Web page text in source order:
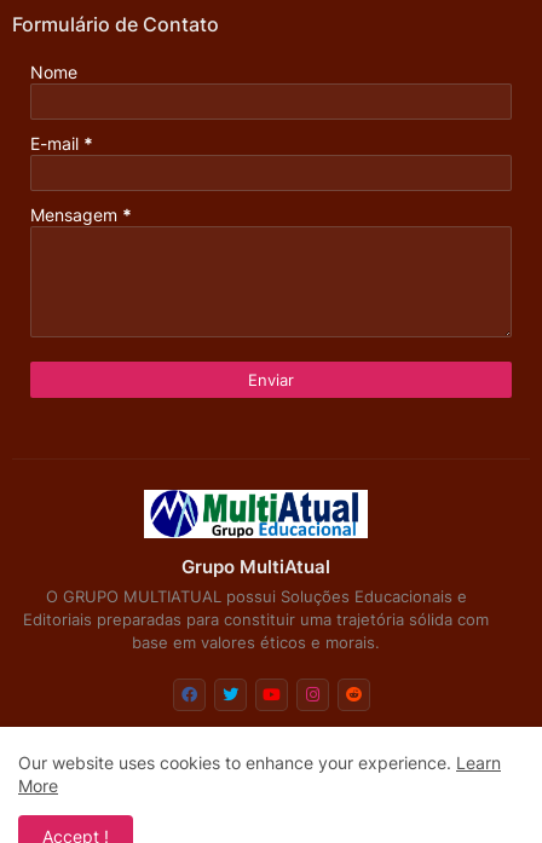
Formulário de Contato
Nome
E-mail *
Mensagem *
Grupo MultiAtual
O GRUPO MULTIATUAL possui Soluções Educacionais e
Editoriais preparadas para constituir uma trajetória sólida com
base em valores éticos e morais.
Free Blogger Templates
Our website uses cookies to enhance your experience. Learn
More
Accept !